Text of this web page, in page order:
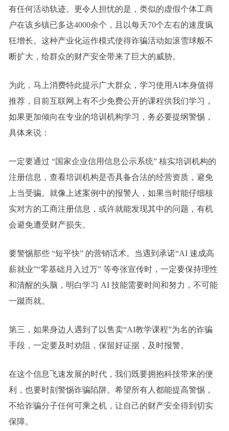
有任何活动轨迹。更令人担忧的是，类似的虚假个体工商
户在该乡镇已多达4000余个，且以每天70个左右的速度疯
狂增长。这种产业化运作模式使得诈骗活动如滚雪球般不
断扩大，给群众的财产安全带来了巨大的威胁。
为此，马上消费特此提示广大群众，学习使用AI本身值得
推荐，目前互联网上有不少免费公开的课程供我们学习，
如果更加倾向在专业的培训机构学习，务必要提纲警惕，
具体来说：
一定要通过 “国家企业信用信息公示系统” 核实培训机构的
注册信息，查看培训机构是否具备合法的经营资质，避免
上当受骗。就像上述案例中的报警人，如果当时能仔细核
实对方的工商注册信息，或许就能发现其中的问题，有机
会避免遭受财产损失。
要警惕那些 “短平快” 的营销话术。当遇到承诺“AI 速成高
薪就业”“零基础月入过万” 等夸张宣传时，一定要保持理性
和清醒的头脑，明白学习 AI 技能需要时间和努力，不可能
一蹴而就。
第三，如果身边人遇到了以售卖“AI教学课程”为名的诈骗
手段，一定要及时劝阻，保留好证据，及时报警。
在这个信息飞速发展的时代，我们既要拥抱科技带来的便
利，也要时刻警惕诈骗陷阱。希望所有人都能提高警惕，
不给诈骗分子任何可乘之机，让自己的财产安全得到切实
保障。